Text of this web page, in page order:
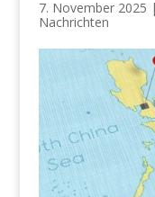
7. November 2025 |
Nachrichten